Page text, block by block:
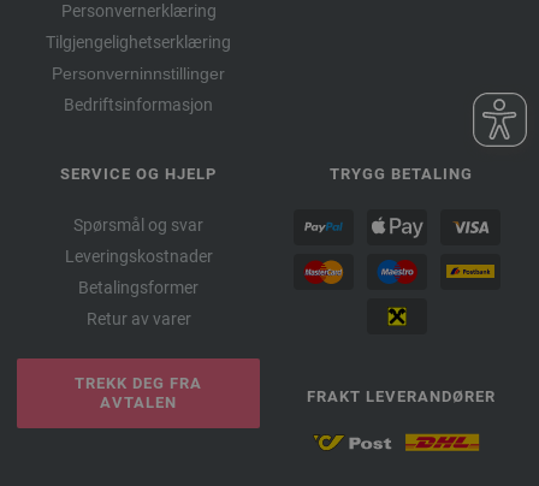
Personvernerklæring
Tilgjengelighetserklæring
Personverninnstillinger
Bedriftsinformasjon
SERVICE OG HJELP
Spørsmål og svar
Leveringskostnader
Betalingsformer
Retur av varer
TREKK DEG FRA
AVTALEN
TRYGG BETALING
FRAKT LEVERANDØRER